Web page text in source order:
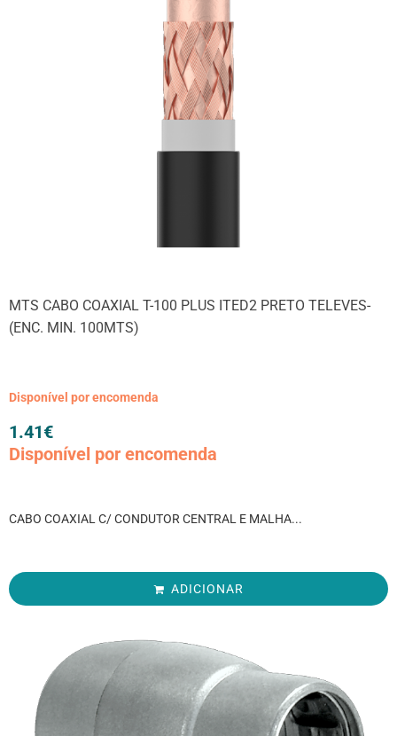
MTS CABO COAXIAL T-100 PLUS ITED2 PRETO TELEVES-
(ENC. MIN. 100MTS)
Disponível por encomenda
1.41€
Disponível por encomenda
CABO COAXIAL C/ CONDUTOR CENTRAL E MALHA...
ADICIONAR